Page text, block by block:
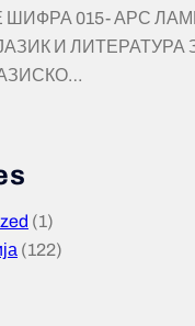
015- АРС
И ЛИТЕРАТУРА
(1)
(122)